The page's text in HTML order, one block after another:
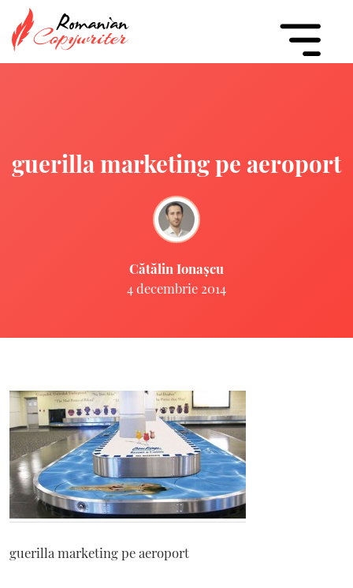
guerilla marketing pe aeroport
Cătălin Ionașcu
4 decembrie 2014
guerilla marketing pe aeroport